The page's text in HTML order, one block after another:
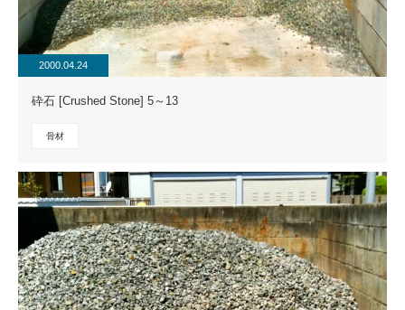
2000.04.24
砕石 [Crushed Stone] 5～13
骨材